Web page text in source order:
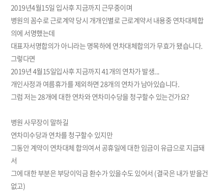
2019년4월15일 입사후 지금까지 근무중이며
병원의 꼼수로 근로계약 당시 개개인별로 근로계약서 내용중 연차대체합
의에 서명했는데
대표자서명합의가 아니라는 명목하에 연차대체합의가 무효가 됐습니다.
그렇다면
2019년 4월15일입사후 지금까지 41개의 연차가 발생...
개인사정과 여름휴가를 제외하면 28개의 연차가 남아있습니다.
그럼 저는 28개에 대한 연차와 연차미수당을 청구할수 있는건가요?
병원 사무장이 말하길
연차미수당과 연차를 청구할수 있지만
그동안 계약이 연차대체 합의여서 공휴일에 대한 임금이 유급으로 지급돼
서
그에 대한 부분은 부당이익금 환수가 있을수도 있어서 (결국은 내가 받을건
없고)